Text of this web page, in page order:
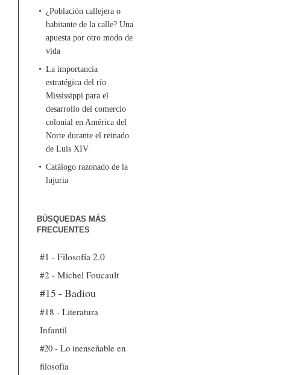
¿Población callejera o
habitante de la calle? Una
apuesta por otro modo de
vida
La importancia
estratégica del río
Mississippi para el
desarrollo del comercio
colonial en América del
Norte durante el reinado
de Luis XIV
Catálogo razonado de la
lujuria
BÚSQUEDAS MÁS
FRECUENTES
#1 - Filosofía 2.0
#2 - Michel Foucault
#15 - Badiou
#18 - Literatura
Infantil
#20 - Lo inenseñable en
filosofía